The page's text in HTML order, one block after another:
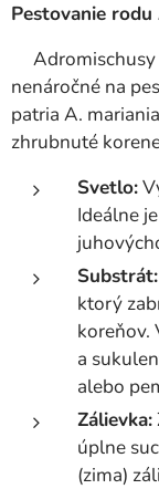
Pestovanie
Adromischusy
nenáročné na
patria A.
zhrubnuté
Svetlo:
Ideálne
Substrát:
ktorý
koreňov.
a
alebo
Zálievka:
úplne
(zima)